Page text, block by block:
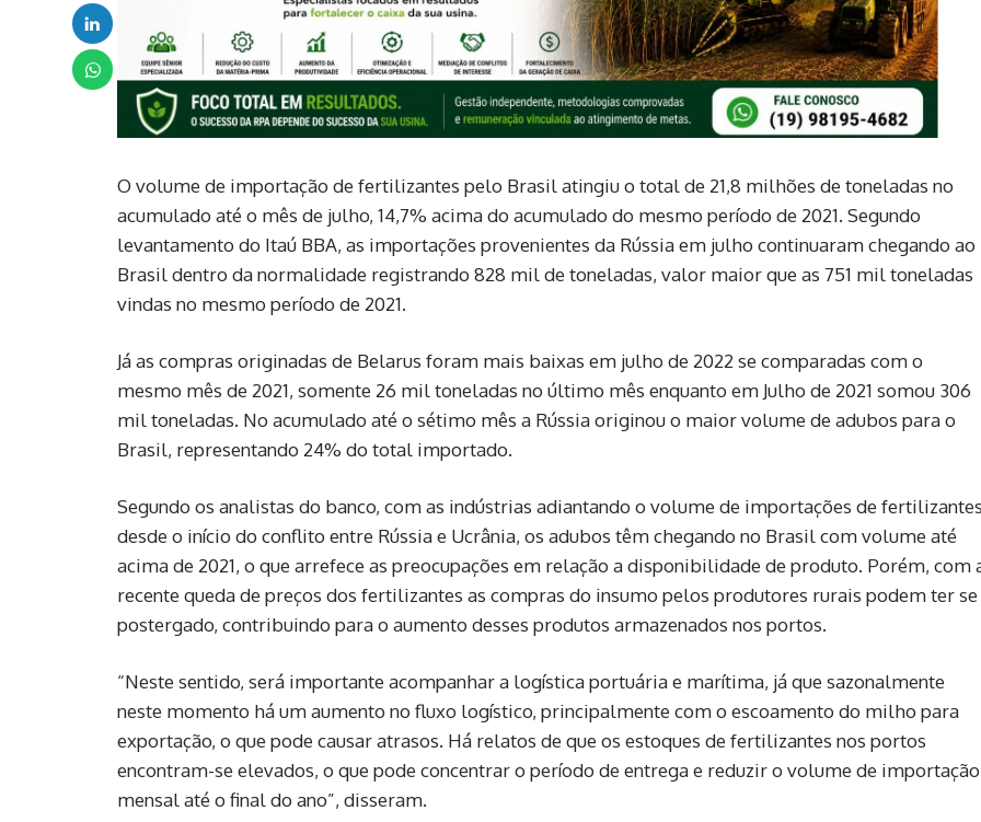
O volume de importação de fertilizantes pelo Brasil atingiu o total de 21,8 milhões de toneladas no
acumulado até o mês de julho, 14,7% acima do acumulado do mesmo período de 2021. Segundo
levantamento do Itaú BBA, as importações provenientes da Rússia em julho continuaram chegando ao
Brasil dentro da normalidade registrando 828 mil de toneladas, valor maior que as 751 mil toneladas
vindas no mesmo período de 2021.
Já as compras originadas de Belarus foram mais baixas em julho de 2022 se comparadas com o
mesmo mês de 2021, somente 26 mil toneladas no último mês enquanto em Julho de 2021 somou 306
mil toneladas. No acumulado até o sétimo mês a Rússia originou o maior volume de adubos para o
Brasil, representando 24% do total importado.
Segundo os analistas do banco, com as indústrias adiantando o volume de importações de fertilizantes
desde o início do conflito entre Rússia e Ucrânia, os adubos têm chegando no Brasil com volume até
acima de 2021, o que arrefece as preocupações em relação a disponibilidade de produto. Porém, com
recente queda de preços dos fertilizantes as compras do insumo pelos produtores rurais podem ter se
postergado, contribuindo para o aumento desses produtos armazenados nos portos.
“Neste sentido, será importante acompanhar a logística portuária e marítima, já que sazonalmente
neste momento há um aumento no fluxo logístico, principalmente com o escoamento do milho para
exportação, o que pode causar atrasos. Há relatos de que os estoques de fertilizantes nos portos
encontram-se elevados, o que pode concentrar o período de entrega e reduzir o volume de importação
mensal até o final do ano”, disseram.